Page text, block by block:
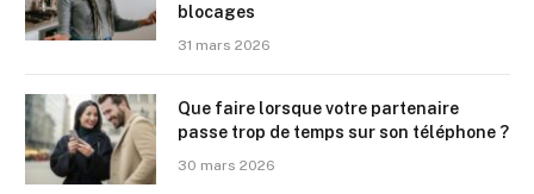
blocages
31 mars 2026
Que faire lorsque votre partenaire
passe trop de temps sur son téléphone ?
30 mars 2026